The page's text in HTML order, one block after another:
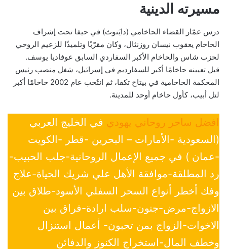
مسيرته الدينية
درس عمّار القضاء الحاخامي (دايَنوث) في حيفا تحت إشراف
الحاخام يعقوب نيسان روزنثال، وكان مقرّبًا وتلميذًا للزعيم الروحي
لحزب شاس والحاخام الأكبر السفاردي السابق عوفاديا يوسف.
قبل تعيينه حاخامًا أكبر للسفارديم في إسرائيل، شغل منصب رئيس
المحكمة الحاخامية في بيتاح تكفا، ثم انتُخب عام 2002 حاخامًا أكبر
لتل أبيب، كأول حاخام أوحد للمدينة.
افضل ساحر روحاني يهودي في الخليج العربي
(السعودية -الأمارات – البحرين -قطر -الكويت
-عمان ) في جميع الإعمال الروحانية-جلب الحبيب-
رد المطلقة-موافقة الأهل علي شريك الحياة-علاج
وفك أخطر أنواع السحر السفلي الأسود-طلاق بين
الازواج-مرض-جنون-سلب ارادة-فراق بين
الاخوات-الزواج بمن تحبون- أعمال استنزال
وخطف المال-استخراج الكنوز والدفائن